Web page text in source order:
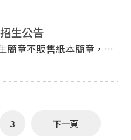
生公告
簡章不販售紙本簡章，請
閱簡章。 二、報名
止。 （三）審查
「資料繳交方式」規定辦
3 下一頁